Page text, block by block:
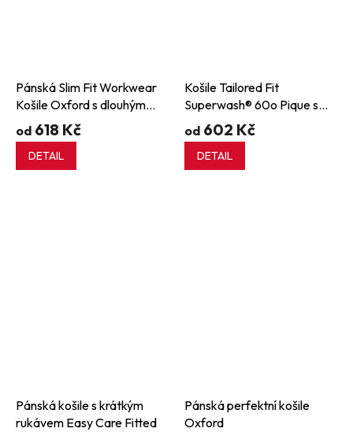
Pánská Slim Fit Workwear
Košile Oxford s dlouhým
rukávem
od 618 Kč
DETAIL
Košile Tailored Fit
Superwash® 60o Pique s
dlouhým rukávem
od 602 Kč
DETAIL
Pánská košile s krátkým
rukávem Easy Care Fitted
Pánská perfektní košile
Oxford